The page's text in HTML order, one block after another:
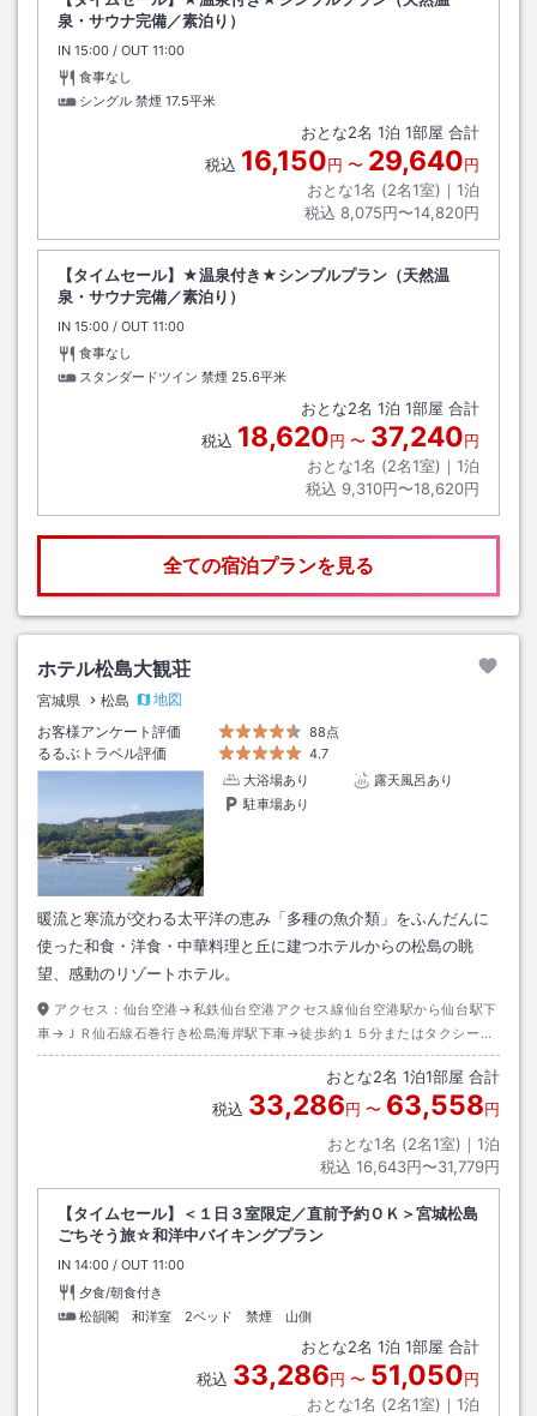
泉・サウナ完備／素泊り）
IN チェックイン
15:00 / OUT チェックアウト
11:00
食事なし
シングル 禁煙 17.5平米
おとな2名 1泊 1部屋 合計
税込 16,150円 〜 29,640円
おとな1名 (2名1室)｜ 1泊
税込 8,075円〜14,820円
【タイムセール】★温泉付き★シンプルプラン（天然温
泉・サウナ完備／素泊り）
IN チェックイン
15:00 / OUT チェックアウト
11:00
食事なし
スタンダードツイン 禁煙 25.6平米
おとな2名 1泊 1部屋 合計
税込 18,620円 〜 37,240円
おとな1名 (2名1室)｜ 1泊
税込 9,310円〜18,620円
全ての宿泊プランを見る
ホテル松島大観荘
宮城県 松島
地図
お客様アンケート評価
88点
るるぶトラベル評価
4.7
大浴場あり
露天風呂あり
駐車場あり
暖流と寒流が交わる太平洋の恵み「多種の魚介類」をふんだんに
使った和食・洋食・中華料理と丘に建つホテルからの松島の眺
望、感動のリゾートホテル。
アクセス： 仙台空港→私鉄仙台空港アクセス線仙台空港駅から仙台駅下
車→ＪＲ仙石線石巻行き松島海岸駅下車→徒歩約１５分またはタクシー約
３分
おとな2名 1泊1部屋 合計
税込 33,286円 〜 63,558円
おとな1名 (2名1室)｜ 1泊
税込 16,643円〜31,779円
【タイムセール】＜１日３室限定／直前予約ＯＫ＞宮城松島
ごちそう旅☆和洋中バイキングプラン
IN チェックイン
14:00 / OUT チェックアウト
11:00
夕食/朝食付き
松韻閣 和洋室 2ベッド 禁煙 山側
おとな2名 1泊 1部屋 合計
税込 33,286円 〜 51,050円
おとな1名 (2名1室)｜ 1泊